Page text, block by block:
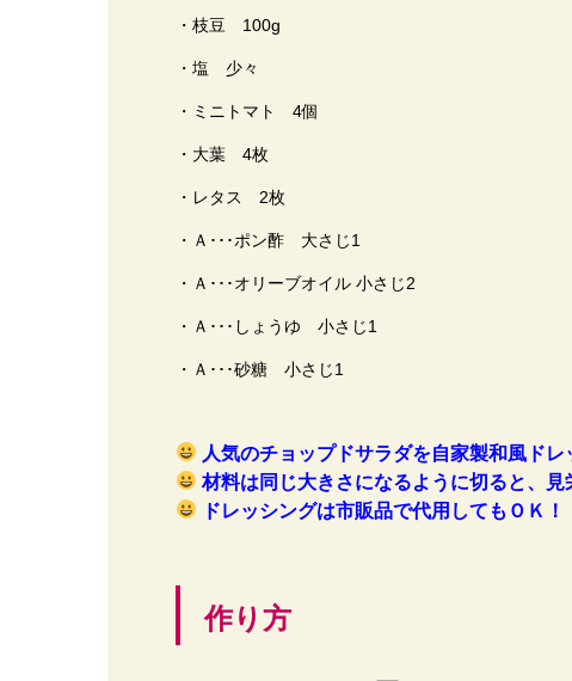
・枝豆 100g
・塩 少々
・ミニトマト 4個
・大葉 4枚
・レタス 2枚
・Ａ･･･ポン酢 大さじ1
・Ａ･･･オリーブオイル 小さじ2
・Ａ･･･しょうゆ 小さじ1
・Ａ･･･砂糖 小さじ1
人気のチョップドサラダを自家製和風ド
材料は同じ大きさになるように切ると、見
ドレッシングは市販品で代用してもＯＫ！
作り方